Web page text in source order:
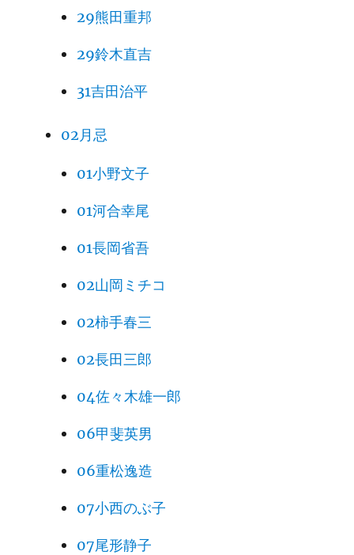
29熊田重邦
29鈴木直吉
31吉田治平
02月忌
01小野文子
01河合幸尾
01長岡省吾
02山岡ミチコ
02柿手春三
02長田三郎
04佐々木雄一郎
06甲斐英男
06重松逸造
07小西のぶ子
07尾形静子